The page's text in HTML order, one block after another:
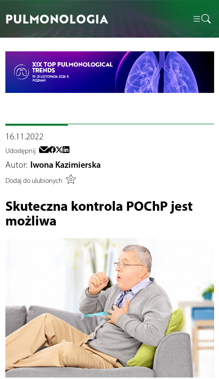
PULMONOLOGIA
16.11.2022
Udostępnij
Autor: Iwona Kazimierska
Dodaj do ulubionych
Skuteczna kontrola POChP jest
możliwa